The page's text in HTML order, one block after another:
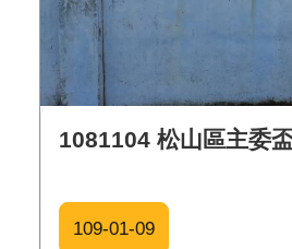
1081104 松山區主委
109-01-09